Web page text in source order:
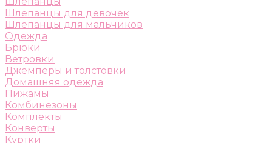
Шлепанцы для девочек
Шлепанцы для мальчиков
Одежда
Брюки
Ветровки
Джемперы и толстовки
Домашняя одежда
Пижамы
Комбинезоны
Комплекты
Конверты
Куртки